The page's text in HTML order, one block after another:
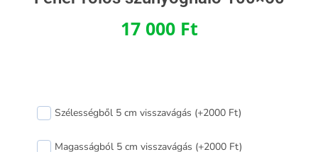
17 000 Ft
Szélességből 5 cm visszavágás (+2000 Ft)
Magasságból 5 cm visszavágás (+2000 Ft)
rolós
100x60